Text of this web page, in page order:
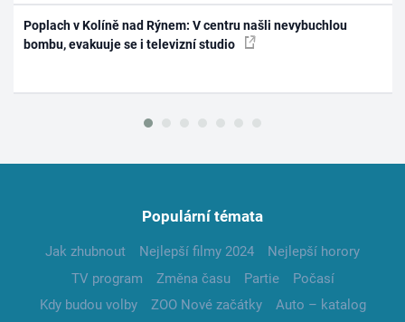
Poplach v Kolíně nad Rýnem: V centru našli nevybuchlou
bombu, evakuuje se i televizní studio
Populární témata
Jak zhubnout Nejlepší filmy 2024
Nejlepší horory
TV program
Změna času Partie
Počasí
Kdy budou volby
ZOO Nové začátky
Auto – katalog